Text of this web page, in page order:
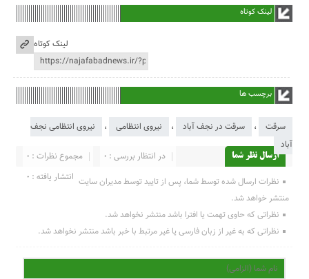
لینک کوتاه
لینک کوتاه
برچسب ها
سرقت ، سرقت در نجف آباد ، نیروی انتظامی ،
نیروی انتظامی نجف
آباد
ارسال نظر شما مجموع نظرات : 0
در انتظار بررسی : 0
انتشار یافته : 0 نظرات ارسال شده توسط شما، پس از تایید توسط مدیران سایت
منتشر خواهد شد.
نظراتی که حاوی تهمت یا افترا باشد منتشر نخواهد شد.
نظراتی که به غیر از زبان فارسی یا غیر مرتبط با خبر باشد منتشر نخواهد شد.